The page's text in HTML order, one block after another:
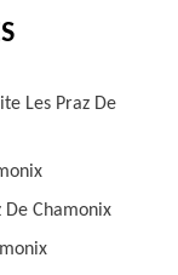
Les Praz De
De Chamonix